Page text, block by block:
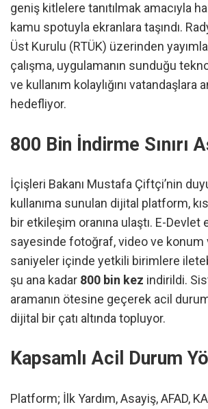
geniş kitlelere tanıtılmak amacıyla
kamu spotuyla ekranlara taşındı.
Üst Kurulu (RTÜK) üzerinden
çalışma, uygulamanın sunduğu
ve kullanım kolaylığını vatandaşlara
hedefliyor.
800 Bin İndirme Sınırı
İçişleri Bakanı Mustafa Çiftçi’nin
kullanıma sunulan dijital platform,
bir etkileşim oranına ulaştı. E-
sayesinde fotoğraf, video ve konum
saniyeler içinde yetkili birimlere
şu ana kadar 800 bin kez indirildi.
aramanın ötesine geçerek acil
dijital bir çatı altında topluyor.
Kapsamlı Acil Durum
Platform; İlk Yardım, Asayiş, AFAD,